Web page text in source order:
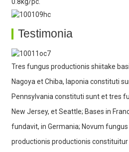
0.8kg/pc.
Testimonia
Tres fungus productionis shiitake
Nagoya et Chiba, Iaponia constituti
Pennsylvania constituti sunt et tres
New Jersey, et Seattle; Bases in
fundavit, in Germania; Novum
productionis productionis